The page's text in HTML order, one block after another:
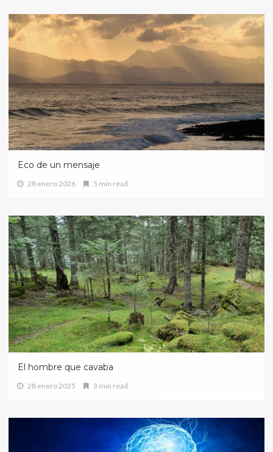
Eco de un mensaje
28 enero 2026 5 min read
El hombre que cavaba
28 enero 2025 3 min read